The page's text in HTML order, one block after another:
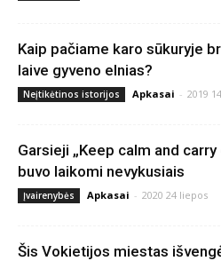
Kaip pačiame karo sūkuryje
laive gyveno elnias?
Neįtikėtinos istorijos Apkasai - 2019
Garsieji „Keep calm and
buvo laikomi nevykusiais
Įvairenybės Apkasai - 2020 24 liepos
Šis Vokietijos miestas